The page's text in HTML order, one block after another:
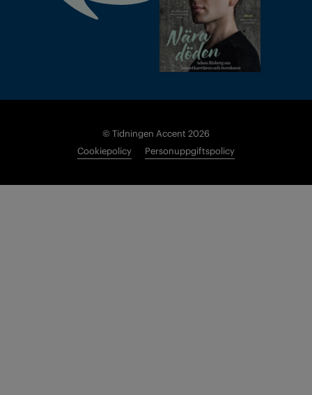
© Tidningen Accent 2026
Cookiepolicy
Personuppgiftspolicy